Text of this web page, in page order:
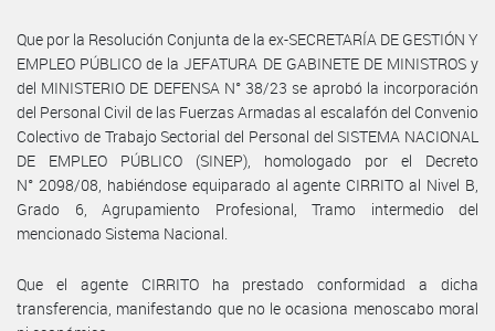
Que por la Resolución Conjunta de la ex-SECRETARÍA DE GESTIÓN Y
EMPLEO PÚBLICO de la JEFATURA DE GABINETE DE MINISTROS y
del MINISTERIO DE DEFENSA N° 38/23 se aprobó la incorporación
del Personal Civil de las Fuerzas Armadas al escalafón del Convenio
Colectivo de Trabajo Sectorial del Personal del SISTEMA NACIONAL
DE EMPLEO PÚBLICO (SINEP), homologado por el Decreto
N° 2098/08, habiéndose equiparado al agente CIRRITO al Nivel B,
Grado 6, Agrupamiento Profesional, Tramo intermedio del
mencionado Sistema Nacional.
Que el agente CIRRITO ha prestado conformidad a dicha
transferencia, manifestando que no le ocasiona menoscabo moral